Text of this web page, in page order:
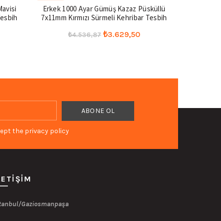
Erkek 1000 Ayar Gümüş Kazaz Püsküllü
7x11mm Kırmızı Sürmeli Kehribar Tesbih
₺4.536,87 Orijinal
₺3.629,50Şu
the privacy policy
Gaziosmanpaşa